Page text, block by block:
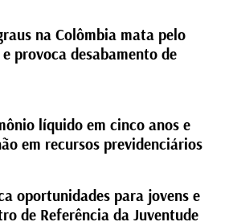
na Colômbia mata pelo
provoca desabamento de
líquido em cinco anos e
em recursos previdenciários
oportunidades para jovens e
de Referência da Juventude